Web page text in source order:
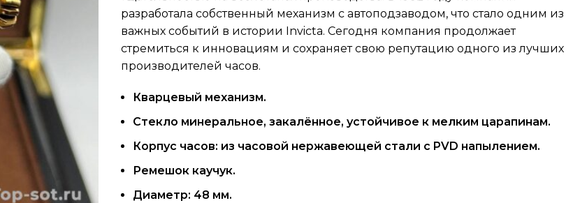
разработала собственный механизм с автоподзаводом, что стало одним из
важных событий в истории Invicta. Сегодня компания продолжает
стремиться к инновациям и сохраняет свою репутацию одного из лучших
производителей часов.
Кварцевый механизм.
Стекло минеральное, закалённое, устойчивое к мелким царапинам.
Корпус часов: из часовой нержавеющей стали с PVD напылением.
Ремешок каучук.
Диаметр: 48 мм.